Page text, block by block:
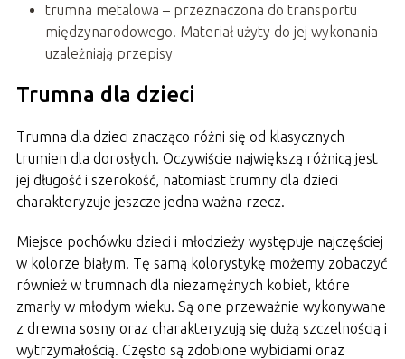
trumna metalowa – przeznaczona do transportu
międzynarodowego. Materiał użyty do jej wykonania
uzależniają przepisy
Trumna dla dzieci
Trumna dla dzieci znacząco różni się od klasycznych
trumien dla dorosłych. Oczywiście największą różnicą jest
jej długość i szerokość, natomiast trumny dla dzieci
charakteryzuje jeszcze jedna ważna rzecz.
Miejsce pochówku dzieci i młodzieży występuje najczęściej
w kolorze białym. Tę samą kolorystykę możemy zobaczyć
również w trumnach dla niezamężnych kobiet, które
zmarły w młodym wieku. Są one przeważnie wykonywane
z drewna sosny oraz charakteryzują się dużą szczelnością i
wytrzymałością. Często są zdobione wybiciami oraz